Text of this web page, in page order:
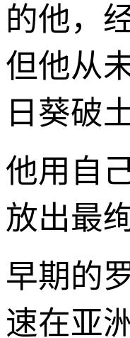
的他，
但他从
日葵破
他用自
放出最
早期的
速在亚